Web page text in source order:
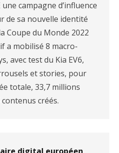
campagne d’influence
de sa nouvelle identité
Coupe du Monde 2022
a mobilisé 8 macro-
avec test du Kia EV6,
et stories, pour
totale, 33,7 millions
créés.